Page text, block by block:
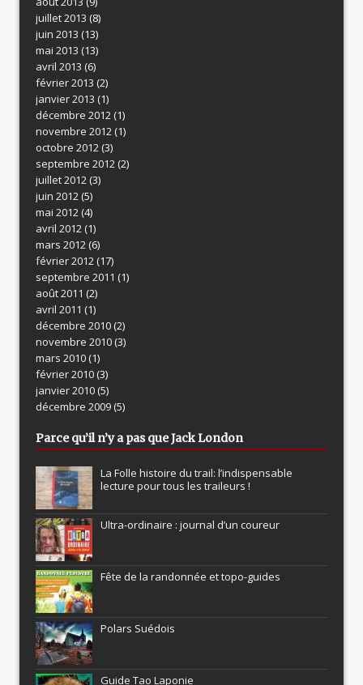
juillet 2013 (8)
juin 2013 (13)
mai 2013 (13)
avril 2013 (6)
février 2013 (2)
janvier 2013 (1)
décembre 2012(1)
novembre 2012(1)
octobre 2012(3)
septembre 2012(2)
juillet 2012(3)
juin 2012(5)
mai 2012(4)
avril 2012(1)
mars 2012(6)
février 2012(17)
septembre 2011 (1)
août 2011 (2)
avril 2011 (1)
décembre 2010(2)
novembre 2010(3)
mars 2010(1)
février 2010(3)
janvier 2010(5)
décembre 2009(5)
Parce qu’il n’y a pas que Jack London
La Folle histoire du trail: l’indispensable
lecture pour tous les traileurs !
Ultra-ordinaire : journal d’un coureur
Fête de la randonnée et topo-guides
Polars Suédois
Guide Tao Laponie